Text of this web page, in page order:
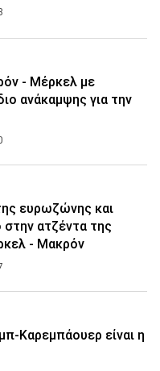
- Μέρκελ με
ανάκαμψης για την
ευρωζώνης και
στην ατζέντα της
- Μακρόν
Καρεμπάουερ είναι η